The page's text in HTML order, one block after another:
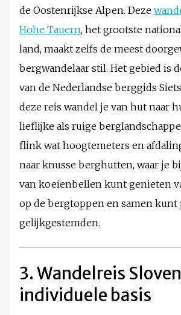
de Oostenrijkse Alpen. Deze
Hohe Tauern, het grootste
land, maakt zelfs de meest
bergwandelaar stil. Het gebied is
van de Nederlandse berggids
deze reis wandel je van hut naar
lieflijke als ruige
flink wat hoogtemeters en
naar knusse berghutten, waar je
van koeienbellen kunt genieten
op de bergtoppen en samen kunt
gelijkgestemden.
3. Wandelreis
individuele basis